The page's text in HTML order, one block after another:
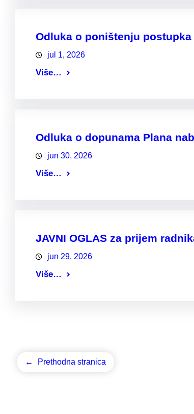
Odluka o poništenju
jul 1, 2026
Više…
Odluka o dopunama Plana
jun 30, 2026
Više…
JAVNI OGLAS za prijem
jun 29, 2026
Više…
← Prethodna stranica